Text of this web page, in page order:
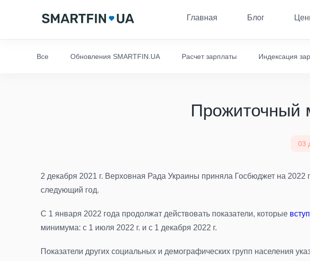
Главная Блог
Все Обновления SMARTFIN.UA Расчет зарплаты Индексация
Прожиточный
03
2 декабря 2021 г. Верховная Рада Украины приняла Госбюджет на
следующий год.
С 1 января 2022 года продолжат действовать показатели, которые
минимума: с 1 июля 2022 г. и с 1 декабря 2022 г.
Показатели других социальных и демографических групп населения